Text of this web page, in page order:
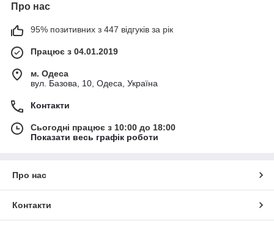
Про нас
95% позитивних з 447 відгуків за рік
Працює з 04.01.2019
м. Одеса
вул. Базова, 10, Одеса, Україна
Контакти
Сьогодні працює з 10:00 до 18:00
Показати весь графік роботи
Про нас
Контакти